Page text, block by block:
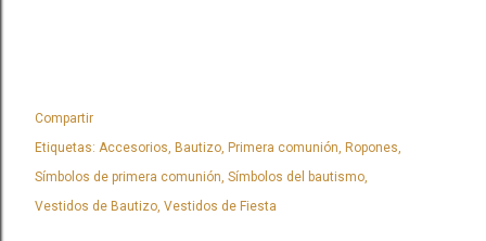
Compartir
Etiquetas: Accesorios Bautizo Primera comunión Ropones
Símbolos de primera comunión Símbolos del bautismo
Vestidos de Bautizo Vestidos de Fiesta